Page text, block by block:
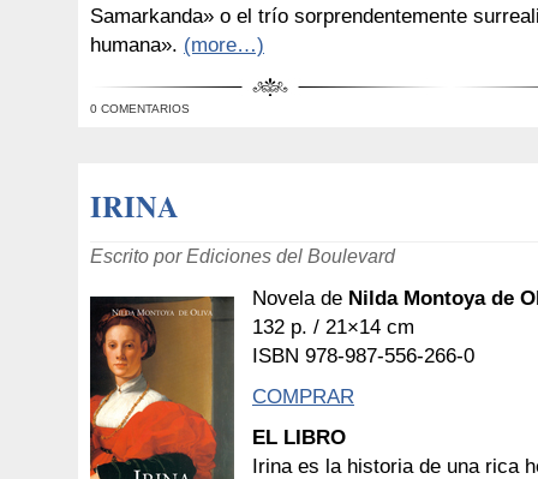
Samarkanda» o el trío sorprendentemente
humana». (more…)
0 COMENTARIOS
IRINA
Escrito por Ediciones del Boulevard
Novela de Nilda Montoya de
132 p. / 21×14 cm
ISBN 978-987-556-266-0
COMPRAR
EL LIBRO
Irina es la historia de una rica